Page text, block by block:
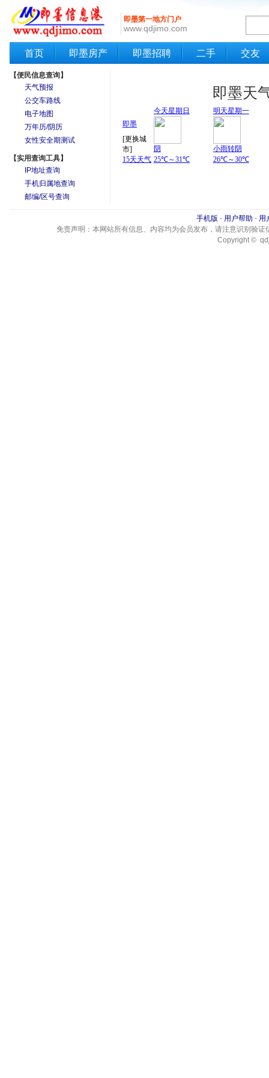
即墨第一地方门户
www.qdjimo.com
首页 即墨房产 即墨招聘 二手 交友
即墨天
【便民信息查询】
天气预报
公交车路线
电子地图
万年历/阴历
女性安全期测试
【实用查询工具】
IP地址查询
手机归属地查询
邮编/区号查询
手机版 - 用户帮助 - 用
免责声明：本网站所有信息、内容均为会员发布，请注意识别验
Copyright ©